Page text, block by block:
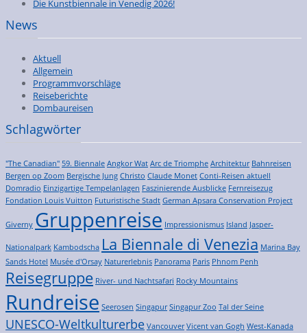
Die Kunstbiennale in Venedig 2026!
News
Aktuell
Allgemein
Programmvorschläge
Reiseberichte
Dombaureisen
Schlagwörter
"The Canadian" 59. Biennale Angkor Wat Arc de Triomphe Architektur Bahnreisen
Bergen op Zoom Bergische Jung Christo Claude Monet Conti-Reisen aktuell
Domradio Einzigartige Tempelanlagen Faszinierende Ausblicke Fernreisezug
Fondation Louis Vuitton Futuristische Stadt German Apsara Conservation Project
Giverny Gruppenreise Impressionismus Island Jasper-
Nationalpark Kambodscha La Biennale di Venezia Marina Bay
Sands Hotel Musée d'Orsay Naturerlebnis Panorama Paris Phnom Penh
Reisegruppe River- und Nachtsafari Rocky Mountains
Rundreise Seerosen Singapur Singapur Zoo Tal der Seine
UNESCO-Weltkulturerbe Vancouver Vicent van Gogh West-Kanada